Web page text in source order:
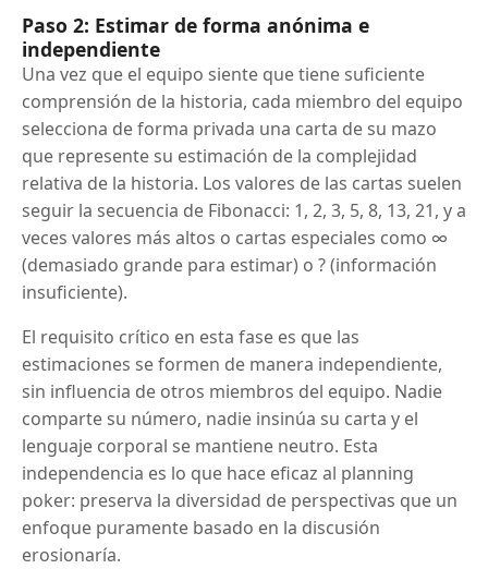
Paso 2: Estimar de forma anónima e
independiente
Una vez que el equipo siente que tiene suficiente
comprensión de la historia, cada miembro del equipo
selecciona de forma privada una carta de su mazo
que represente su estimación de la complejidad
relativa de la historia. Los valores de las cartas suelen
seguir la secuencia de Fibonacci: 1, 2, 3, 5, 8, 13, 21, y a
veces valores más altos o cartas especiales como ∞
(demasiado grande para estimar) o ? (información
insuficiente).
El requisito crítico en esta fase es que las
estimaciones se formen de manera independiente,
sin influencia de otros miembros del equipo. Nadie
comparte su número, nadie insinúa su carta y el
lenguaje corporal se mantiene neutro. Esta
independencia es lo que hace eficaz al planning
poker: preserva la diversidad de perspectivas que un
enfoque puramente basado en la discusión
erosionaría.